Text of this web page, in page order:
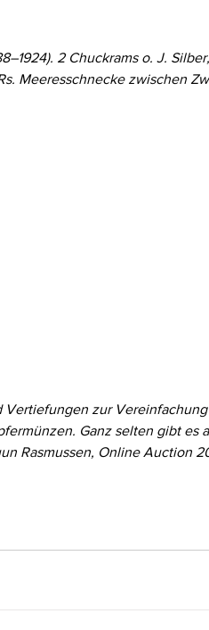
2 Chuckrams o. J.
Meeresschnecke zwischen
Vertiefungen zur
Ganz selten gibt es
Rasmussen, Online Auction